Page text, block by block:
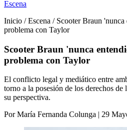
Escena
Inicio / Escena / Scooter Braun 'nunca
problema con Taylor
Scooter Braun 'nunca
problema con Taylor
El conflicto legal y mediático entre
torno a la posesión de los derechos
su perspectiva.
Por María Fernanda Colunga | 29